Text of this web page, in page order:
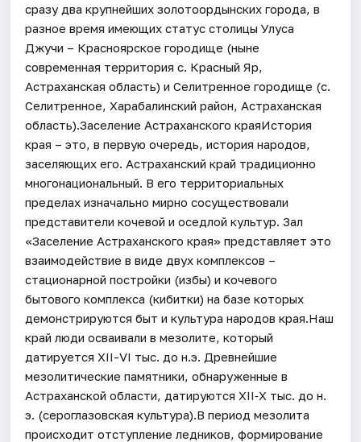
сразу два крупнейших золотоордынских города, в
разное время имеющих статус столицы Улуса
Джучи – Красноярское городище (ныне
современная территория с. Красный Яр,
Астраханская область) и Селитренное городище (с.
Селитренное, Харабалинский район, Астраханская
область).Заселение Астраханского краяИстория
края – это, в первую очередь, история народов,
заселяющих его. Астраханский край традиционно
многонациональный. В его территориальных
пределах изначально мирно сосуществовали
представители кочевой и оседлой культур. Зал
«Заселение Астраханского края» представляет это
взаимодействие в виде двух комплексов –
стационарной постройки (избы) и кочевого
бытового комплекса (кибитки) на базе которых
демонстрируются быт и культура народов края.Наш
край люди осваивали в мезолите, который
датируется XII-VI тыс. до н.э. Древнейшие
мезолитические памятники, обнаруженные в
Астраханской области, датируются XII‐X тыс. до н.
э. (сероглазовская культура).В период мезолита
происходит отступление ледников, формирование